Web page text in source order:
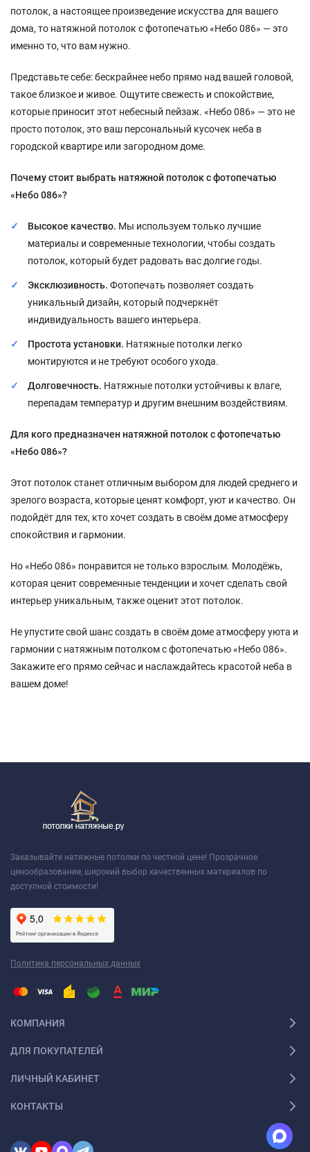
потолок, а настоящее произведение искусства для вашего
дома, то натяжной потолок с фотопечатью «Небо 086» — это
именно то, что вам нужно.
Представьте себе: бескрайнее небо прямо над вашей головой,
такое близкое и живое. Ощутите свежесть и спокойствие,
которые приносит этот небесный пейзаж. «Небо 086» — это не
просто потолок, это ваш персональный кусочек неба в
городской квартире или загородном доме.
Почему стоит выбрать натяжной потолок с фотопечатью
«Небо 086»?
Высокое качество. Мы используем только лучшие
материалы и современные технологии, чтобы создать
потолок, который будет радовать вас долгие годы.
Эксклюзивность. Фотопечать позволяет создать
уникальный дизайн, который подчеркнёт
индивидуальность вашего интерьера.
Простота установки. Натяжные потолки легко
монтируются и не требуют особого ухода.
Долговечность. Натяжные потолки устойчивы к влаге,
перепадам температур и другим внешним воздействиям.
Для кого предназначен натяжной потолок с фотопечатью
«Небо 086»?
Этот потолок станет отличным выбором для людей среднего и
зрелого возраста, которые ценят комфорт, уют и качество. Он
подойдёт для тех, кто хочет создать в своём доме атмосферу
спокойствия и гармонии.
Но «Небо 086» понравится не только взрослым. Молодёжь,
которая ценит современные тенденции и хочет сделать свой
интерьер уникальным, также оценит этот потолок.
Не упустите свой шанс создать в своём доме атмосферу уюта и
гармонии с натяжным потолком с фотопечатью «Небо 086».
Закажите его прямо сейчас и наслаждайтесь красотой неба в
вашем доме!
Заказывайте натяжные потолки по честной цене! Прозрачное
ценообразование, широкий выбор качественных материалов по
доступной стоимости!
Политика персональных данных
КОМПАНИЯ
ДЛЯ ПОКУПАТЕЛЕЙ
ЛИЧНЫЙ КАБИНЕТ
КОНТАКТЫ